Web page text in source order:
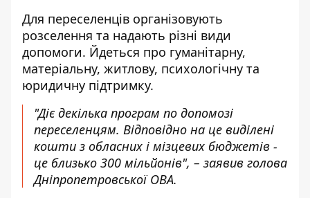
Для переселенців організовують
розселення та надають різні види
допомоги. Йдеться про гуманітарну,
матеріальну, житлову, психологічну та
юридичну підтримку.
"Діє декілька програм по допомозі
переселенцям. Відповідно на це виділені
кошти з обласних і мізцевих бюджетів -
це близько 300 мільйонів", – заявив голова
Дніпропетровської ОВА.